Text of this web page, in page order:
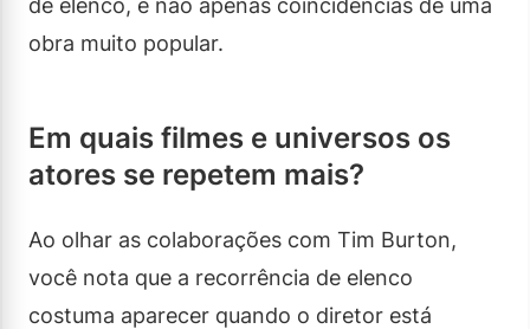
de elenco, e não apenas coincidências de uma
obra muito popular.
Em quais filmes e universos os
atores se repetem mais?
Ao olhar as colaborações com Tim Burton,
você nota que a recorrência de elenco
costuma aparecer quando o diretor está